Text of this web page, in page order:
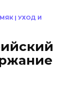
| УХОД И